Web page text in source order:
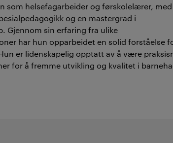
som helsefagarbeider og førskolelærer, med
og en mastergrad i
Gjennom sin erfaring fra ulike
har hun opparbeidet en solid forståelse
er lidenskapelig opptatt av å være
for å fremme utvikling og kvalitet i